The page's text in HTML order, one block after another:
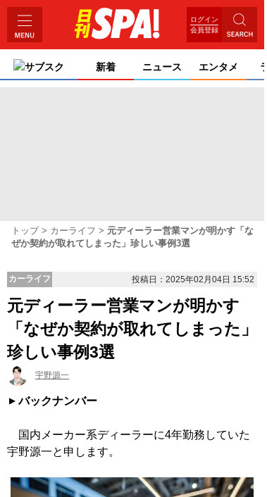
ログイン
会員登録
サブスク 新着 ニュース エンタメ
トップ カーライフ
元ディーラー営業マンが明かす「な
ぜか契約が取れてしまった」珍しい事例3選
カーライフ 投稿日：2025年02月04日 15:52
元ディーラー営業マンが明かす
「なぜか契約が取れてしまった」
珍しい事例3選
宇野源一
バックナンバー
国内メーカー系ディーラーに4年勤務していた
宇野源一と申します。